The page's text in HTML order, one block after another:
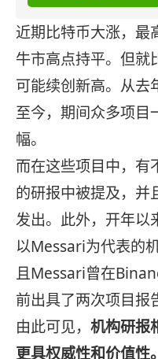
近期比特币大涨，最
牛市高点持平。但就
可能续创新高。从去
至今，期间众多项目
幅。
而在这些项目中，有
的研报中被提及，并
发出。此外，开年以
以Messari为代表的
且Messari曾在
前出具了两次项目报
由此可见， 机构研报
更具权威性和价值性。